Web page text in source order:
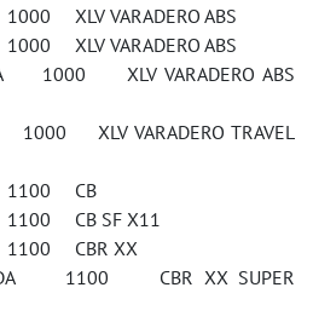
XLV VARADERO ABS
XLV VARADERO ABS
1000 XLV VARADERO ABS
XLV VARADERO TRAVEL
1100 CB
CB SF X11
1100 CBR XX
1100 CBR XX SUPER